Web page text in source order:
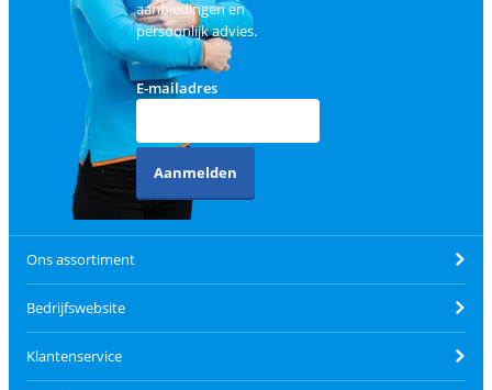
aanbiedingen en
persoonlijk advies.
E-mailadres
Aanmelden
Ons assortiment
Bedrijfswebsite
Klantenservice